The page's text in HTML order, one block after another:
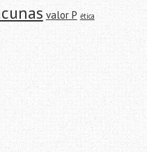
valor P ética